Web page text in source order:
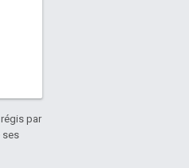
par
ses